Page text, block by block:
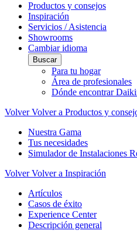
Productos y consejos
Inspiración
Servicios / Asistencia
Showrooms
Cambiar idioma
Buscar
Para tu hogar
Área de profesionales
Dónde encontrar
Volver Volver a Productos y
Nuestra Gama
Tus necesidades
Simulador de Instalaciones
Volver Volver a Inspiración
Artículos
Casos de éxito
Experience Center
Descripción general